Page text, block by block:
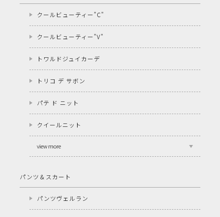
クールビューティー"C"
クールビューティー"V"
トワルドジュイカーデ
トリコ デ サボン
パテ ド ニット
クイールニット
view more
パンツ＆スカート
パンツヴェルラン